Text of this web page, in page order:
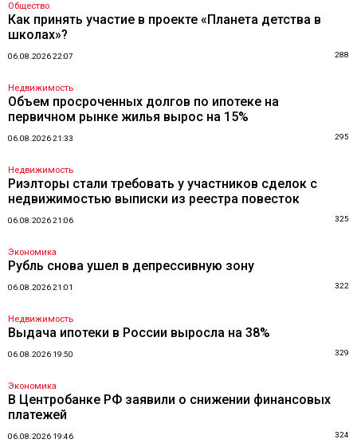
Общество
Как принять участие в проекте «Планета детства в
школах»?
06.08.2026 22:07 288
Недвижимость
Объем просроченных долгов по ипотеке на
первичном рынке жилья вырос на 15%
06.08.2026 21:33 295
Недвижимость
Риэлторы стали требовать у участников сделок с
недвижимостью выписки из реестра повесток
06.08.2026 21:06 325
Экономика
Рубль снова ушел в депрессивную зону
06.08.2026 21:01 322
Недвижимость
Выдача ипотеки в России выросла на 38%
06.08.2026 19:50 329
Экономика
В Центробанке РФ заявили о снижении финансовых
платежей
06.08.2026 19:46 324